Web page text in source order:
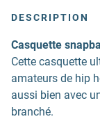
DESCRIPTION
Casquette
Cette casquette
amateurs de hip
aussi bien avec
branché.